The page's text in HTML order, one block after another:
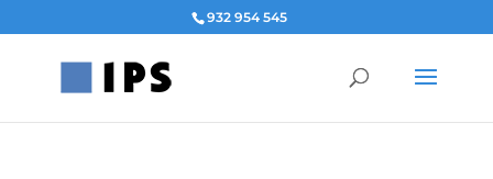
932 954 545